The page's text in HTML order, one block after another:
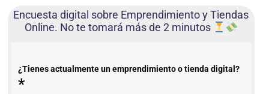
Encuesta digital sobre Emprendimiento y Tiendas
Online. No te tomará más de 2 minutos
¿Tienes actualmente un emprendimiento o tienda digital?
*